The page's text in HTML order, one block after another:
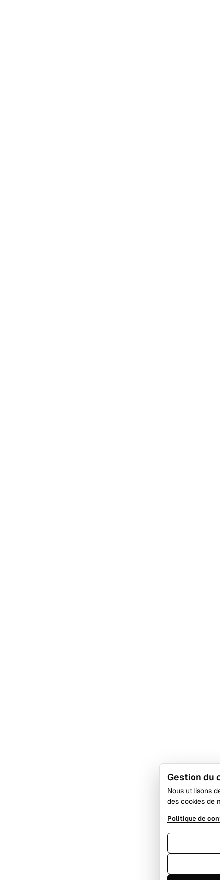
Gestion du
Nous utilisons
des cookies de
Politique de